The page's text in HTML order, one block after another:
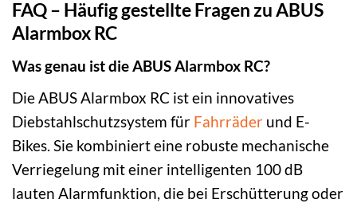
FAQ – Häufig gestellte Fragen zu ABUS
Alarmbox RC
Was genau ist die ABUS Alarmbox RC?
Die ABUS Alarmbox RC ist ein innovatives
Diebstahlschutzsystem für Fahrräder und E-
Bikes. Sie kombiniert eine robuste mechanische
Verriegelung mit einer intelligenten 100 dB
lauten Alarmfunktion, die bei Erschütterung oder